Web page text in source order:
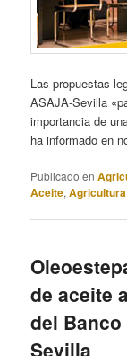
Las propuestas
ASAJA-Sevilla
importancia de
ha informado en
Publicado en
Aceite,Agricultura
de aceite
del
Sevilla